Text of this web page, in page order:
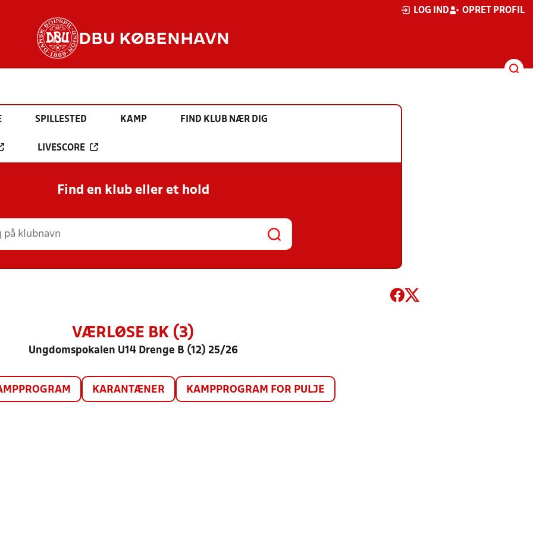
LOG IND OPRET PROFIL
DBU KØBENHAVN
SPILLESTED KAMP FIND KLUB NÆR DIG
LIVESCORE
Find en klub eller et hold
VÆRLØSE BK (3)
Ungdomspokalen U14 Drenge B (12) 25/26
KARANTÆNER KAMPPROGRAM FOR PULJE